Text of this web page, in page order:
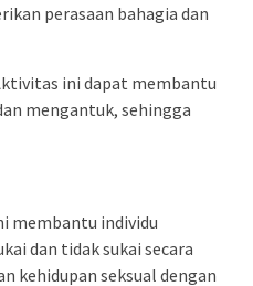
perasaan bahagia dan
ini dapat membantu
mengantuk, sehingga
membantu individu
dan tidak sukai secara
kehidupan seksual dengan